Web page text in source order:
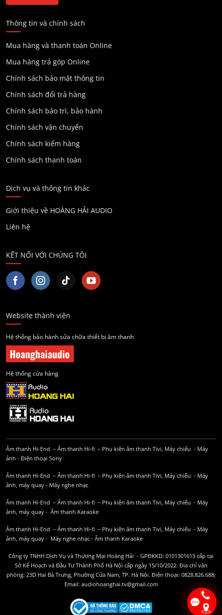
Thông tin và chính sách
Mua hàng và thanh toán Online
Mua hàng trả góp Online
Chính sách bảo mật thông tin
Chính sách đổi trả hàng
Chính sách bảo trì, bảo hành
Chính sách vận chuyển
Chính sách kiểm hàng
Chính sách thanh toán
Dịch vụ và thông tin khác
Giới thiệu về HOÀNG HẢI AUDIO
Liên hệ
KẾT NỐI VỚI CHÚNG TÔI
Website thành viên
Hệ thống bảo hành sửa chữa thiết bị âm thanh
Hệ thống cửa hàng
Âm thanh Hi-End – Âm thanh Hi-fi – Phụ kiện âm thanh Tivi, Máy chiếu - Máy
ảnh - Điện thoại Sony
Âm thanh Hi-End – Âm thanh Hi-fi – Phụ kiện âm thanh Tivi, Máy chiếu - Máy
ảnh, máy quay - Máy nghe nhạc
Âm thanh Hi-End – Âm thanh Hi-fi – Phụ kiện âm thanh Tivi, Máy chiếu - Máy
ảnh, máy quay - Âm thanh Karaoke
Âm thanh Hi-End – Âm thanh Hi-fi – Phụ kiện âm thanh Tivi, Máy chiếu - Máy
ảnh, máy quay - Máy nghe nhạc - Âm thanh Karaoke
Công ty TNHH Dịch Vụ và Thương Mại Hoàng Hải - GPĐKKD: 0101301613 cấp tại
Sở Kế Hoạch và Đầu Tư Thành Phố Hà Nội cấp ngày 15/10/2022. Địa chỉ văn
phòng: 23D Hai Bà Trưng, Phường Cửa Nam, TP. Hà Nội. Điện thoại: 0828.826.688,
Email: audiohoanghai.tv@gmail.com